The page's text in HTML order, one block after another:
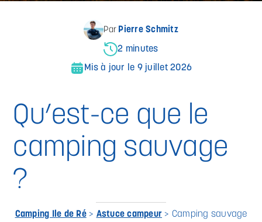
Par Pierre Schmitz
2 minutes
Mis à jour le 9 juillet 2026
Qu’est-ce que le
camping sauvage
?
Camping Ile de Ré> Astuce campeur > Camping sauvage